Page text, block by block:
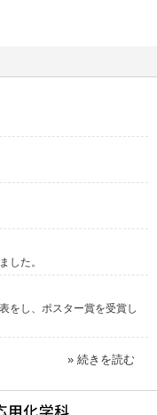
した。
をし、ポスター賞を受賞し
» 続きを読む